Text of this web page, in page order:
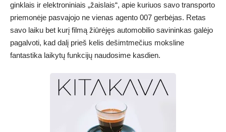
ginklais ir elektroniniais „žaislais“, apie kuriuos savo transporto
priemonėje pasvajojo ne vienas agento 007 gerbėjas. Retas
savo laiku bet kurį filmą žiūrėjęs automobilio savininkas galėjo
pagalvoti, kad dalį prieš kelis dešimtmečius moksline
fantastika laikytų funkcijų naudosime kasdien.